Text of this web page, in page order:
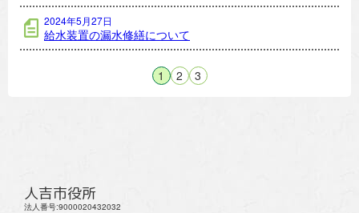
2024年5月27日
給水装置の漏水修繕について
1 2 3
人吉市役所
法人番号:9000020432032